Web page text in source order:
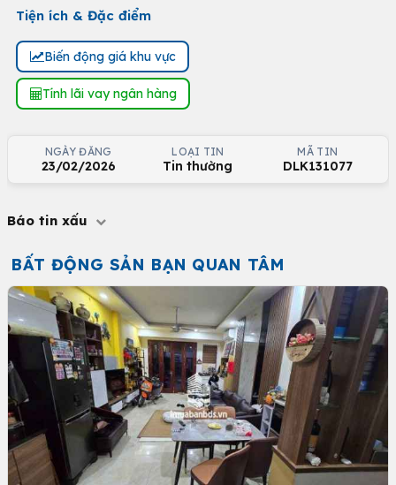
Tiện ích & Đặc điểm
Biến động giá khu vực
Tính lãi vay ngân hàng
NGÀY ĐĂNG
23/02/2026
LOẠI TIN
Tin thường
MÃ TIN
DLK131077
Báo tin xấu
BẤT ĐỘNG SẢN BẠN QUAN TÂM